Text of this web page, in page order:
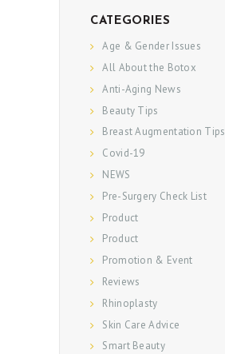
CATEGORIES
Age & Gender Issues
All About the Botox
Anti-Aging News
Beauty Tips
Breast Augmentation Tips
Covid-19
NEWS
Pre-Surgery Check List
Product
Product
Promotion & Event
Reviews
Rhinoplasty
Skin Care Advice
Smart Beauty